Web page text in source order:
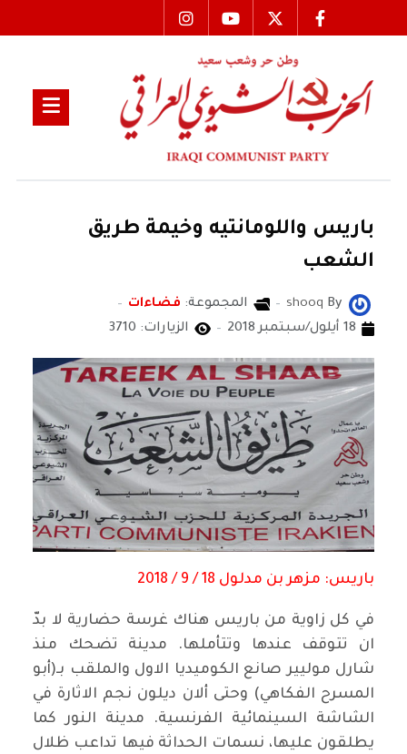
باريس واللومانتيه وخيمة طريق
الشعب
By
shooq المجموعة: فضاءات
18 أيلول/سبتمبر 2018
الزيارات: 3710
باريس: مزهر بن مدلول 18 / 9 / 2018
في كل زاوية من باريس هناك غرسة حضارية لا بدّ
ان تتوقف عندها وتتأملها. مدينة تضحك منذ
شارل موليير صانع الكوميديا الاول والملقب بـ(أبو
المسرح الفكاهي) وحتى ألان ديلون نجم الاثارة في
الشاشة السينمائية الفرنسية. مدينة النور كما
يطلقون عليها، نسمات الحداثة فيها تداعب ظلال